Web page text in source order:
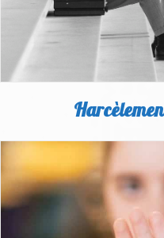
Au travail, rien ne va
attitudes